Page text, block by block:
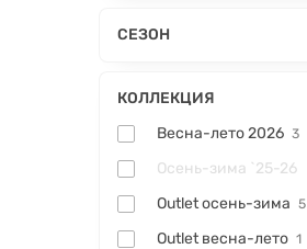
СЕЗОН
КОЛЛЕКЦИЯ
Весна-лето 2026 3
Осень-зима `25-26
Outlet осень-зима 5
Outlet весна-лето 1